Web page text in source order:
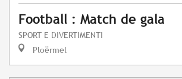
Football : Match de gala
SPORT E DIVERTIMENTI
Ploërmel